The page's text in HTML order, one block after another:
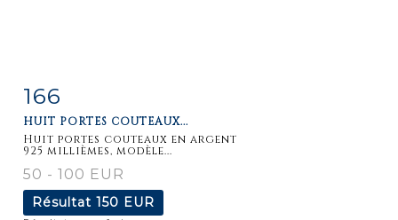
166
HUIT PORTES COUTEAUX...
Huit portes couteaux en argent
925 millièmes, modèle...
50 - 100 EUR
Résultat 150 EUR